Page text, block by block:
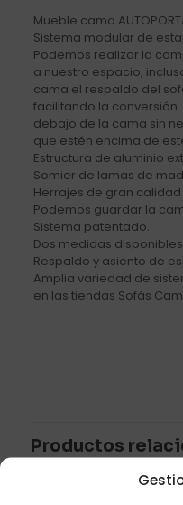
Mueble cama
Sistema modular de
Podemos realizar la
a nuestro espacio,
cama el respaldo del
facilitando la
debajo de la cama sin
que estén encima de
Estructura de aluminio
Somier de lamas de
Herrajes de gran calidad
Podemos guardar la
Sistema patentado.
Dos medidas
Respaldo y asiento de
Amplia variedad de
en las tiendas Sofás
abatible
con sofá
Productos